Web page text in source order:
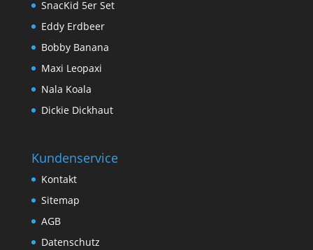
SnacKid 5er Set
Eddy Erdbeer
Bobby Banana
Maxi Leopaxi
Nala Koala
Dickie Dickhaut
Kundenservice
Kontakt
Sitemap
AGB
Datenschutz